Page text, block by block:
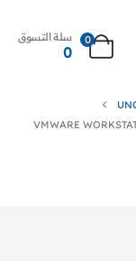
0 سلة التسوق
0
VMWARE